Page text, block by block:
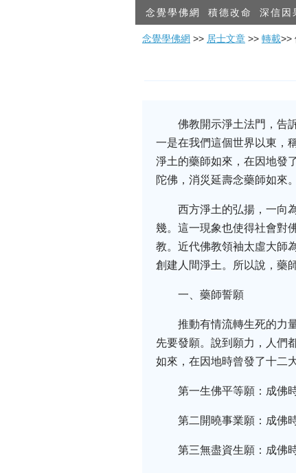
念覺學佛網 積德改命 深信因
念覺學佛網 >> 居士文章 >> 轉載>>
佛教開示淨土法門，告
一是在我們這個世界以東，
淨土的藥師如來，在因地發
陀佛，消災延壽念藥師如來。
西方淨土的弘揚，一向
幾。這一現象也使得社會對
教。近代佛教領袖太虛大師
創建人間淨土。所以說，藥
一、藥師誓願
推動有情流轉生死的力
先要發願。說到願力，人們
如來，在因地時曾發了十二大
第一生佛平等願：成佛
第二開曉事業願：成佛
第三無盡資生願：成佛